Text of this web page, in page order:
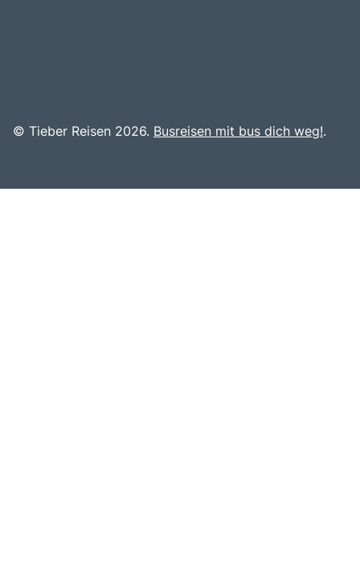
© Tieber Reisen 2026. Busreisen mit bus dich weg!.